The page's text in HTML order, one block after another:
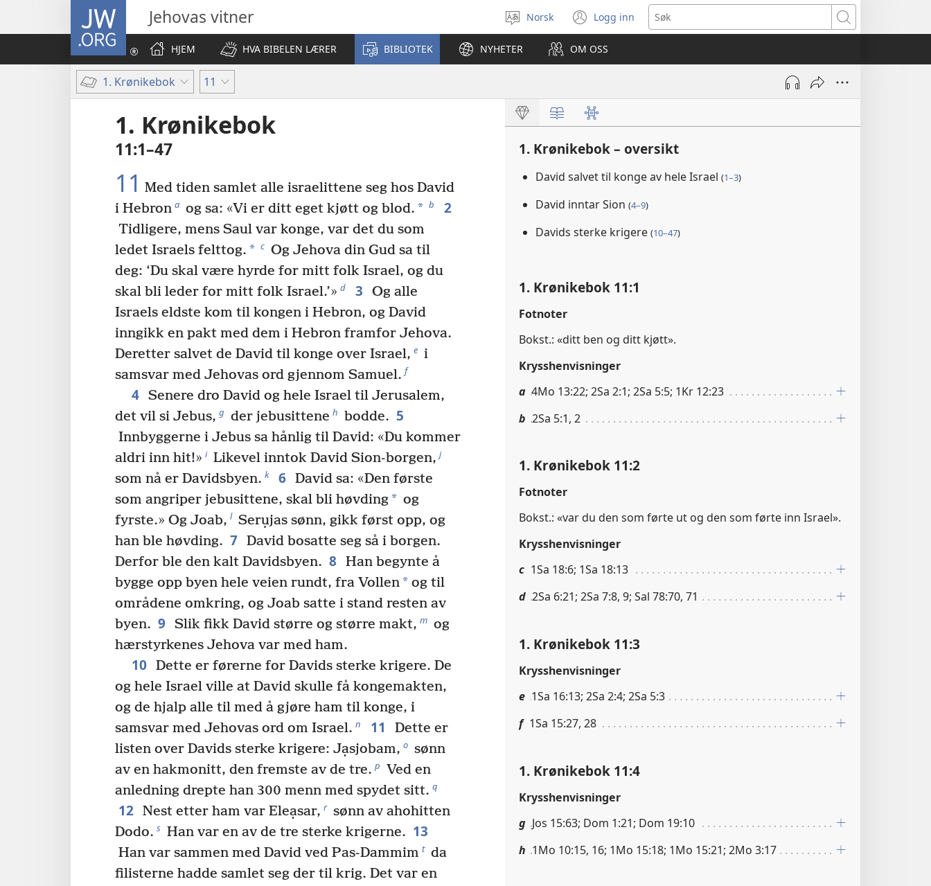
JW.ORG Jehovas vitner
Velg
språk
Norsk Logg inn
(åpner
nytt
vindu)
Søk
HJEM
HVA BIBELEN LÆRER BIBLIOTEK NYHETER OM OSS
1. Krønikebok 11
1. Krønikebok
11:1–47
11 Med tiden samlet alle israelittene seg hos David
i Hebron a og sa: «Vi er ditt eget kjøtt og blod. * b 2
Tidligere, mens Saul var konge, var det du som
ledet Israels felttog. * c Og Jehova din Gud sa til
deg: ‘Du skal være hyrde for mitt folk Israel, og du
skal bli leder for mitt folk Israel.’» d 3
Og alle
Israels eldste kom til kongen i Hebron, og David
inngikk en pakt med dem i Hebron framfor Jehova.
Deretter salvet de David til konge over Israel, e i
samsvar med Jehovas ord gjennom Samuel. f
4 Senere dro David og hele Israel til Jerusalem,
det vil si Jebus, g der jebusittene h bodde. 5
Innbyggerne i Jebus sa hånlig til David: «Du kommer
aldri inn hit!» i Likevel inntok David Sion-borgen, j
som nå er Davidsbyen. k 6 David sa: «Den første
som angriper jebusittene, skal bli høvding* og
fyrste.» Og Joab, l Serụjas sønn, gikk først opp, og
han ble høvding. 7 David bosatte seg så i borgen.
Derfor ble den kalt Davidsbyen. 8 Han begynte å
bygge opp byen hele veien rundt, fra Vollen* og til
områdene omkring, og Joab satte i stand resten av
byen. 9 Slik fikk David større og større makt, m og
hærstyrkenes Jehova var med ham.
10 Dette er førerne for Davids sterke krigere. De
og hele Israel ville at David skulle få kongemakten,
og de hjalp alle til med å gjøre ham til konge, i
samsvar med Jehovas ord om Israel. n 11
Dette er
listen over Davids sterke krigere: Jạsjobam, o sønn
av en hakmonitt, den fremste av de tre. p Ved en
anledning drepte han 300 menn med spydet sitt. q
12 Nest etter ham var Eleạsar, r sønn av ahohitten
Dodo. s Han var en av de tre sterke krigerne. 13
Han var sammen med David ved Pas-Dammim t da
filisterne hadde samlet seg der til krig. Det var en
1. Krønikebok – oversikt
David salvet til konge av hele Israel (1–3)
David inntar Sion (4–9)
Davids sterke krigere (10–47)
1. Krønikebok 11:1
Fotnoter
Bokst.: «ditt ben og ditt kjøtt».
Krysshenvisninger
a 4Mo 13:22; 2Sa 2:1; 2Sa 5:5; 1Kr 12:23
b 2Sa 5:1, 2
1. Krønikebok 11:2
Fotnoter
Bokst.: «var du den som førte ut og den som førte inn Israel».
Krysshenvisninger
c 1Sa 18:6; 1Sa 18:13
d 2Sa 6:21; 2Sa 7:8, 9; Sal 78:70, 71
1. Krønikebok 11:3
Krysshenvisninger
e 1Sa 16:13; 2Sa 2:4; 2Sa 5:3
f 1Sa 15:27, 28
1. Krønikebok 11:4
Krysshenvisninger
g Jos 15:63; Dom 1:21; Dom 19:10
h 1Mo 10:15, 16; 1Mo 15:18; 1Mo 15:21; 2Mo 3:17